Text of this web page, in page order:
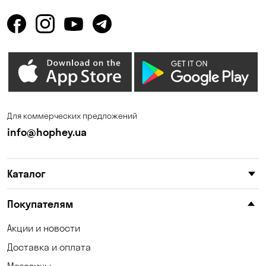
Горишние Плавни
Елизаветовка Зазимье
Калиновка
Киев
Княжичи
Котовка
Для коммерческих предложений
info@hophey.ua
Каталог
Покупателям
Акции и новости
Доставка и оплата